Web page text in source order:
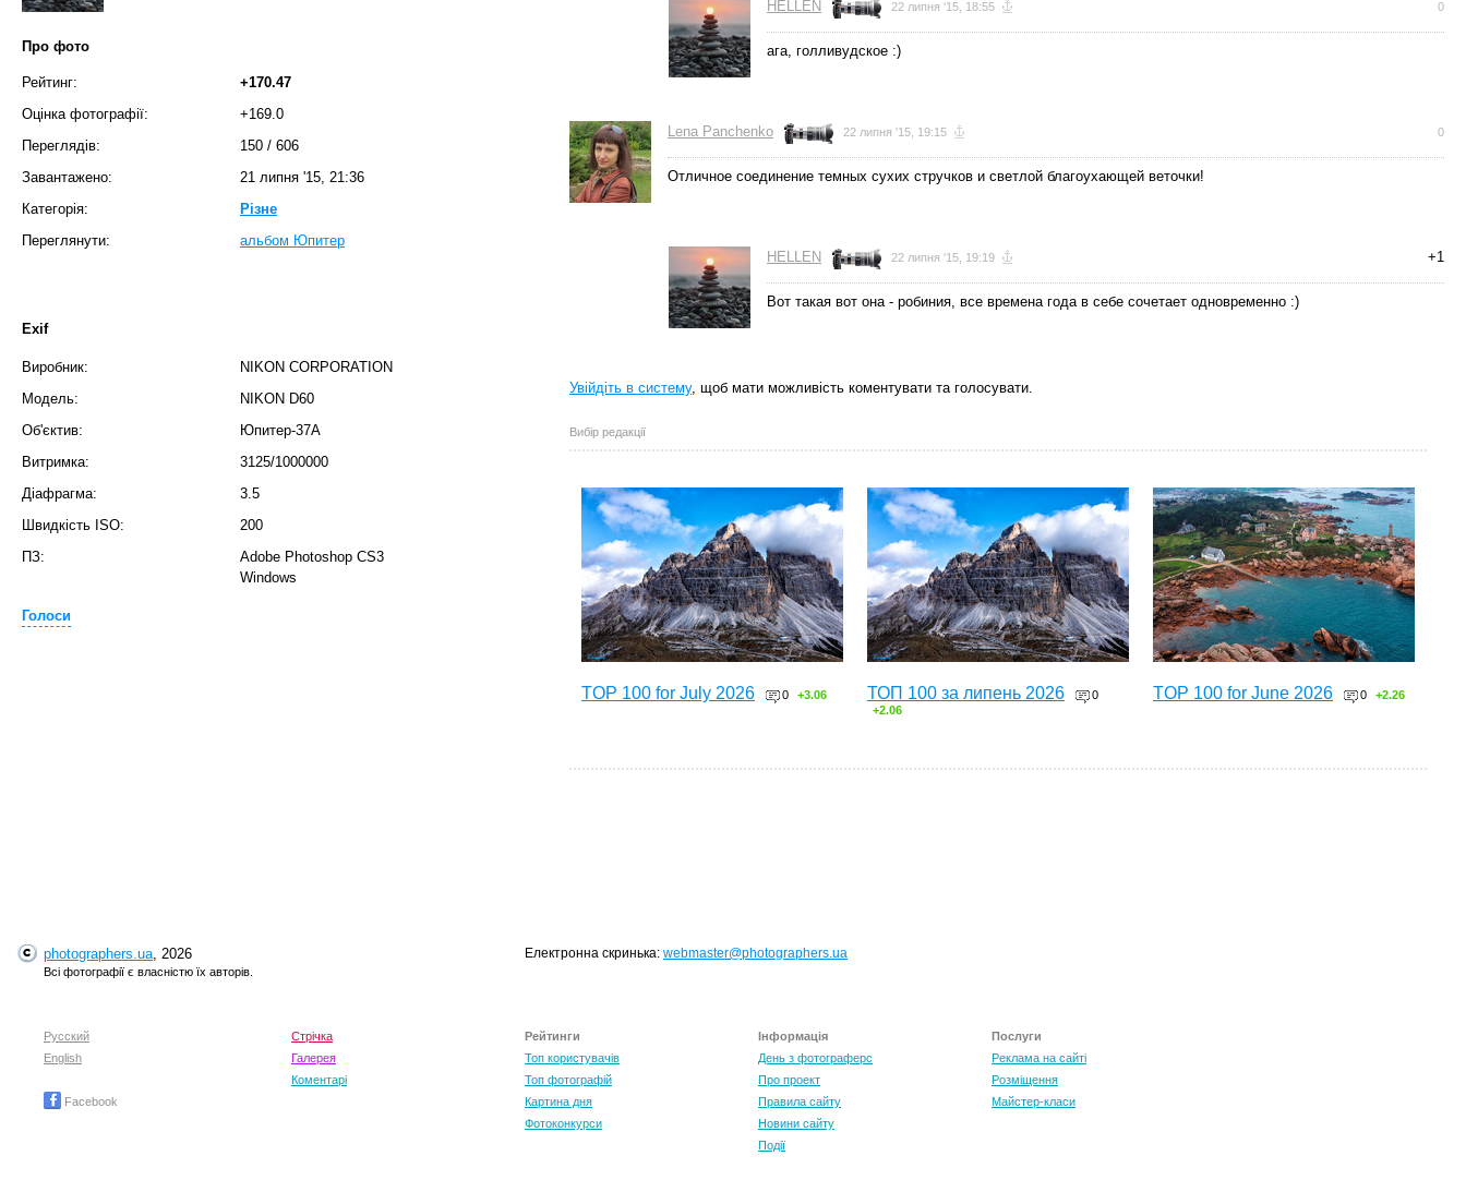
Про фото
Рейтинг:
+170.47
Оцінка фотографії:
+169.0
Переглядів:
150 / 606
Завантажено:
21 липня '15, 21:36
Категорія:
Різне
Переглянути:
альбом Юпитер
Exif
Виробник:
NIKON CORPORATION
Модель:
NIKON D60
Об'єктив:
Юпитер-37А
Витримка:
3125/1000000
Діафрагма:
3.5
Швидкість ISO:
200
ПЗ:
Adobe Photoshop CS3
Windows
Голоси
HELLEN 22 липня '15, 18:55 0
ага, голливудское :)
Lena Panchenko 22 липня '15, 19:15 0
Отличное соединение темных сухих стручков и светлой благоухающей веточки!
HELLEN 22 липня '15, 19:19 +1
Вот такая вот она - робиния, все времена года в себе сочетает одновременно :)
Увійдіть в систему, щоб мати можливість коментувати та голосувати.
Вибір редакції
TOP 100 for July 2026 0 +3.06 ТОП 100 за липень 2026
0
+2.06
TOP 100 for June 2026 0 +2.26
photographers.ua, 2026
Всі фотографії є власністю їх авторів.
Електронна скринька: webmaster@photographers.ua
Русский
English
Facebook
Стрічка
Галерея
Коментарі
Рейтинги
Топ користувачів
Топ фотографій
Картина дня
Фотоконкурси
Інформація
День з фотограферс
Про проект
Правила сайту
Новини сайту
Події
Послуги
Реклама на сайті
Розміщення
Майстер-класи